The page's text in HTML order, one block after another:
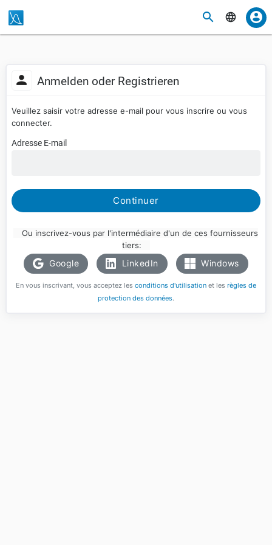
Anmelden oder Registrieren
Veuillez saisir votre adresse e-mail pour vous inscrire ou vous
connecter.
Adresse E-mail
Continuer
Ou inscrivez-vous par l'intermédiaire d'un de ces fournisseurs
tiers:
Google LinkedIn Windows
En vous inscrivant, vous acceptez les conditions d'utilisationet les règles de
protection des données.